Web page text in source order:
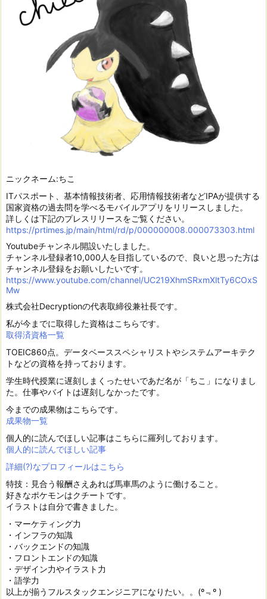
ニックネーム:ちこ
ITパスポート、基本情報技術者、応用情報技術者などIPAが提供する
国家資格の過去問を学べるモバイルアプリをリリースしました。
詳しくは下記のプレスリリースをご覧ください。
https://prtimes.jp/main/html/rd/p/000000008.000073303.html
Youtubeチャンネル開設いたしました。
チャンネル登録者10,000人を目指しているので、良いと思った方は
チャンネル登録をお願いしたいです。
https://www.youtube.com/channel/UC219XhmSRxmXltTy6COxS
Mw
株式会社Decryptionの代表取締役兼社長です。
私が今までに取得した資格はこちらです。
取得済資格一覧
TOEIC860点。データベーススペシャリストやシステムアーキテク
トなどの資格を持っております。
学生時代授業に遅刻しまくったせいであだ名が「ちこ」になりまし
た。仕事やバイトは遅刻しなかったです。
今までの成果物はこちらです。
成果物一覧
個人的に読んでほしい記事はこちらに羅列しております。
個人的に読んでほしい記事
詳細(?)なプロフィールはこちら
特技：見合う報酬さえあれば馬車馬のように働けること。
好きなポケモンはクチートです。
イラストは自分で書きました。
・マーケティング力
・インフラの知識
・バックエンドの知識
・フロントエンドの知識
・デザイン力やイラスト力
・語学力
以上が揃うフルスタックエンジニアになりたい。。(º﹃º )